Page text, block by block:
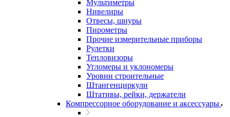
Мультиметры
Нивелиры
Отвесы, шнуры
Пирометры
Прочие измерительные приборы
Рулетки
Тепловизоры
Угломеры и уклономеры
Уровни строительные
Штангенциркули
Штативы, рейки, держатели
Компрессорное оборудование и аксессуары